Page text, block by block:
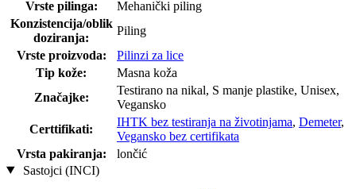
Vrste pilinga:
Mehanički piling
Konzistencija/oblik
doziranja:
Piling
Vrste proizvoda:
Pilinzi za lice
Tip kože:
Masna koža
Značajke:
Testirano na nikal, S manje plastike, Unisex,
Vegansko
Certtifikati:
IHTK bez testiranja na životinjama, Demeter,
Vegansko bez certifikata
Vrsta pakiranja:
lončić
Sastojci (INCI)